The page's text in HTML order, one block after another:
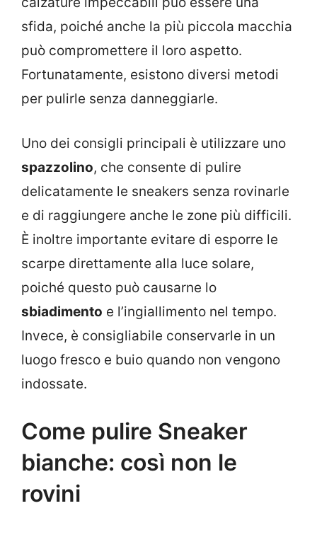
sfida, poiché anche la più piccola macchia
può compromettere il loro aspetto.
Fortunatamente, esistono diversi metodi
per pulirle senza danneggiarle.
Uno dei consigli principali è utilizzare uno
spazzolino, che consente di pulire
delicatamente le sneakers senza rovinarle
e di raggiungere anche le zone più difficili.
È inoltre importante evitare di esporre le
scarpe direttamente alla luce solare,
poiché questo può causarne lo
sbiadimento e l’ingiallimento nel tempo.
Invece, è consigliabile conservarle in un
luogo fresco e buio quando non vengono
indossate.
Come pulire Sneaker
bianche: così non le
rovini